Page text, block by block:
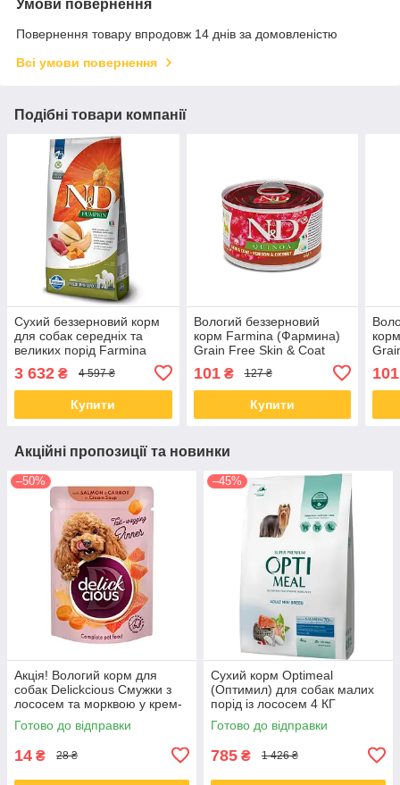
Умови повернення
Повернення товару впродовж 14 днів за домовленістю
Всі умови повернення
Подібні товари компанії
Сухий беззерновий корм
для собак середніх та
великих порід Farmina
MAXI з качкою 12 кг
3 632 ₴ 4 597 ₴
Купити
Вологий беззерновий
корм Farmina (Фармина)
Grain Free Skin & Coat
порід при харчовій алергії
з олениною 140 г
101₴ 127 ₴
Купити
101
Акційні пропозиції та новинки
–50%
Акція! Вологий корм для
собак Delickcious Смужки з
лососем та морквою у крем-
супі 85 гр 12 шт
Готово до відправки
14 ₴ 28 ₴
–45%
Сухий корм Optimeal
(Оптимил) для собак малих
порід із лососем 4 КГ
Готово до відправки
785 ₴ 1 426 ₴